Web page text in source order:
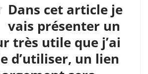
Dans cet article je
vais présenter un
très utile que j’ai
d’utiliser, un lien